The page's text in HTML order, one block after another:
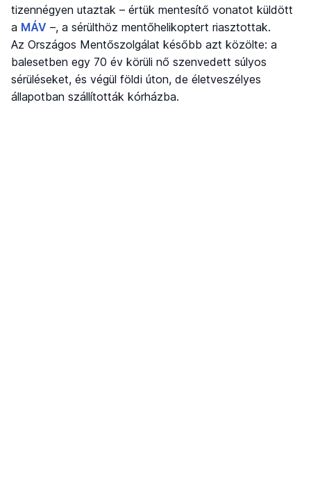
tizennégyen utaztak – értük mentesítő vonatot küldött
a MÁV –, a sérülthöz mentőhelikoptert riasztottak.
Az Országos Mentőszolgálat később azt közölte: a
balesetben egy 70 év körüli nő szenvedett súlyos
sérüléseket, és végül földi úton, de életveszélyes
állapotban szállították kórházba.